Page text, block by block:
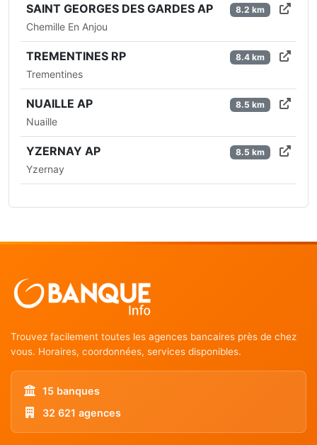
SAINT GEORGES DES GARDES AP
Chemille En Anjou
8.2 km
TREMENTINES RP
Trementines
8.4 km
NUAILLE AP
Nuaille
8.5 km
YZERNAY AP
Yzernay
8.5 km
Trouvez facilement toutes les agences bancaires près de chez
vous. Horaires, coordonnées, services disponibles.
15 banques
32 621 agences